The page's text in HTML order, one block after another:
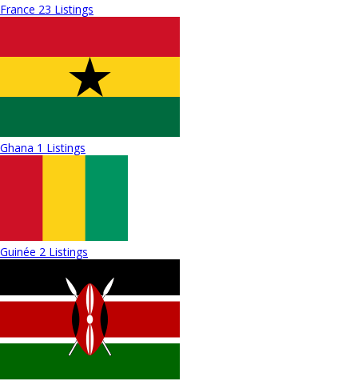
France 23 Listings
Ghana 1 Listings
Guinée 2 Listings